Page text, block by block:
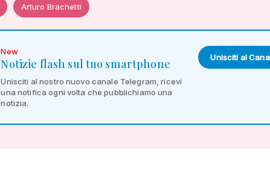
Arturo Brachetti
New
Notizie flash sul tuo smartphone
Unisciti al nostro nuovo canale Telegram, ricevi
una notifica ogni volta che pubblichiamo una
notizia.
Unisciti al